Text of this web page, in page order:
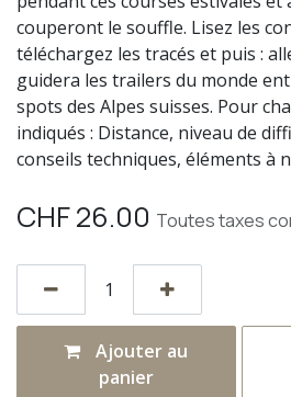
couperont le souffle. Lisez les
téléchargez les tracés et puis :
guidera les trailers du monde
spots des Alpes suisses. Pour
indiqués : Distance, niveau de
conseils techniques, éléments à
CHF26.00 Toutes taxes
Ajouter au
panier